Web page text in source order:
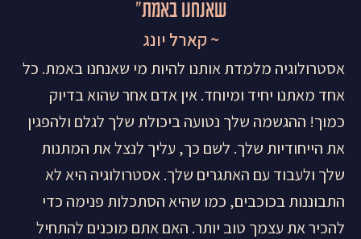
שאנחנו באמת״
~ קארל יונג
אסטרולוגיה מלמדת אותנו להיות מי שאנחנו באמת. כל
אחד מאתנו יחיד ומיוחד. אין אדם אחר שהוא בדיוק
כמוך! ההגשמה שלך נטועה ביכולת שלך לגלם ולהפגין
את הייחודיות שלך. לשם כך, עליך לנצל את המתנות
שלך ולעבוד עם האתגרים שלך. אסטרולוגיה היא לא
התבוננות בכוכבים, כמו שהיא הסתכלות פנימה כדי
להכיר את עצמך טוב יותר. האם אתם מוכנים להתחיל